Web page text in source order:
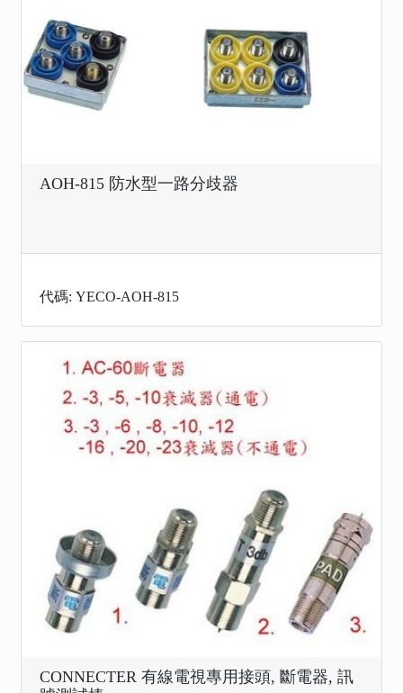
AOH-815 防水型一路分歧器
代碼: YECO-AOH-815
CONNECTER 有線電視專用接頭, 斷電器, 訊